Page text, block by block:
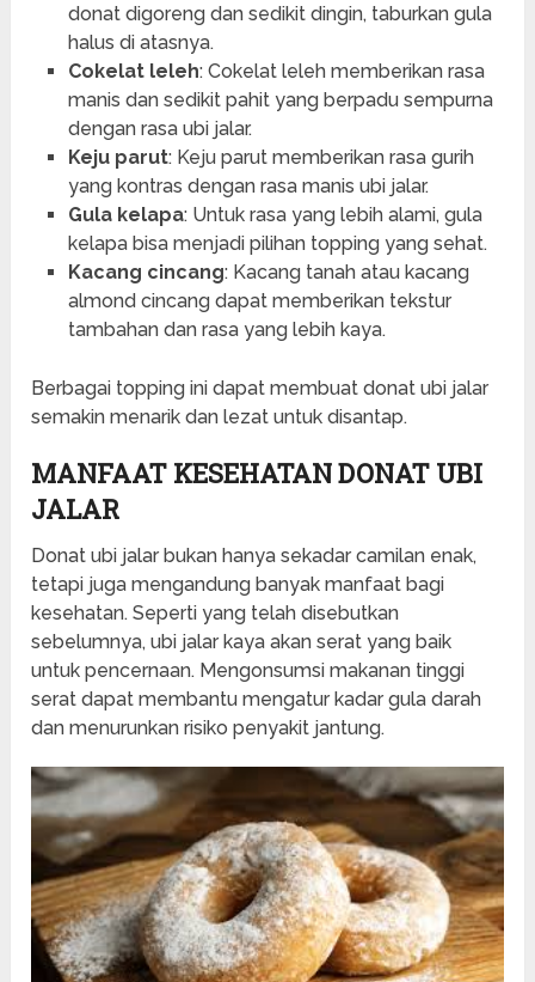
donat digoreng dan sedikit dingin, taburkan gula
halus di atasnya.
Cokelat leleh: Cokelat leleh memberikan rasa
manis dan sedikit pahit yang berpadu sempurna
dengan rasa ubi jalar.
Keju parut: Keju parut memberikan rasa gurih
yang kontras dengan rasa manis ubi jalar.
Gula kelapa: Untuk rasa yang lebih alami, gula
kelapa bisa menjadi pilihan topping yang sehat.
Kacang cincang: Kacang tanah atau kacang
almond cincang dapat memberikan tekstur
tambahan dan rasa yang lebih kaya.
Berbagai topping ini dapat membuat donat ubi jalar
semakin menarik dan lezat untuk disantap.
MANFAAT KESEHATAN DONAT UBI
JALAR
Donat ubi jalar bukan hanya sekadar camilan enak,
tetapi juga mengandung banyak manfaat bagi
kesehatan. Seperti yang telah disebutkan
sebelumnya, ubi jalar kaya akan serat yang baik
untuk pencernaan. Mengonsumsi makanan tinggi
serat dapat membantu mengatur kadar gula darah
dan menurunkan risiko penyakit jantung.